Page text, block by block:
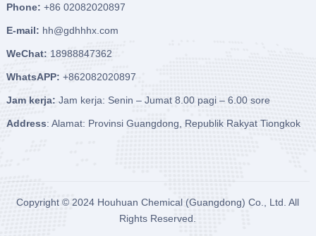
Phone: +86 02082020897
E-mail: hh@gdhhhx.com
WeChat: 18988847362
WhatsAPP: +862082020897
Jam kerja: Jam kerja: Senin – Jumat 8.00 pagi – 6.00 sore
Address: Alamat: Provinsi Guangdong, Republik Rakyat Tiongkok
Copyright © 2024 Houhuan Chemical (Guangdong) Co., Ltd. All
Rights Reserved.